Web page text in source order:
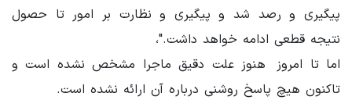
پیگیری و رصد شد و پیگیری و نظارت بر امور تا حصول
نتیجه قطعی ادامه خواهد داشت."،
اما تا امروز هنوز علت دقیق ماجرا مشخص نشده است و
تاکنون هیچ پاسخ روشنی درباره آن ارائه نشده است.